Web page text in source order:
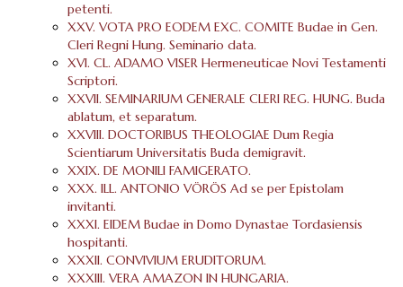
petenti.
XXV. VOTA PRO EODEM EXC. COMITE Budae in Gen.
Cleri Regni Hung. Seminario data.
XVI. CL. ADAMO VISER Hermeneuticae Novi Testamenti
Scriptori.
XXVII. SEMINARIUM GENERALE CLERI REG. HUNG. Buda
ablatum, et separatum.
XXVIII. DOCTORIBUS THEOLOGIAE Dum Regia
Scientiarum Universitatis Buda demigravit.
XXIX. DE MONILI FAMIGERATO.
XXX. ILL. ANTONIO VÖRÖS Ad se per Epistolam
invitanti.
XXXI. EIDEM Budae in Domo Dynastae Tordasiensis
hospitanti.
XXXII. CONVIVIUM ERUDITORUM.
XXXIII. VERA AMAZON IN HUNGARIA.